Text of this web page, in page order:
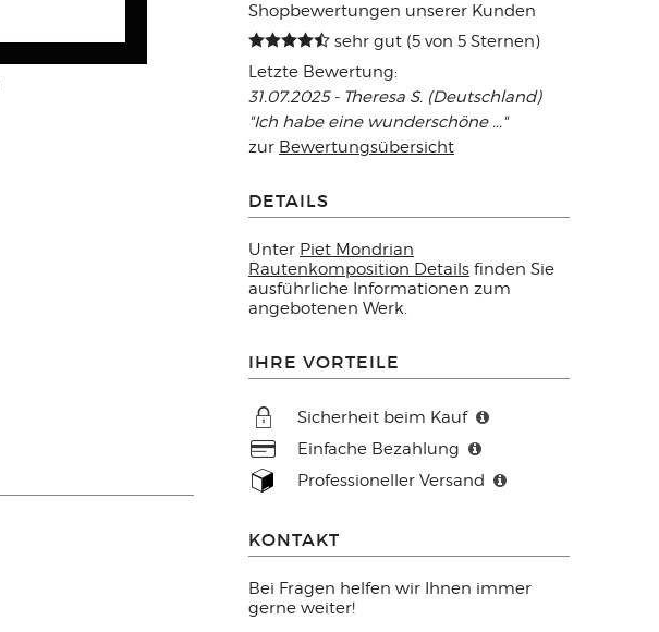
Shopbewertungen unserer Kunden
sehr gut (5 von 5 Sternen)
Letzte Bewertung:
31.07.2025 - Theresa S. (Deutschland)
"Ich habe eine wunderschöne ..."
zur Bewertungsübersicht
DETAILS
Unter Piet Mondrian
Rautenkomposition Details finden Sie
ausführliche Informationen zum
angebotenen Werk.
IHRE VORTEILE
Sicherheit beim Kauf
Einfache Bezahlung
Professioneller Versand
KONTAKT
Bei Fragen helfen wir Ihnen immer
gerne weiter!